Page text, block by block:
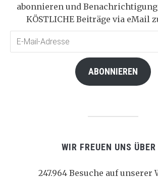
abonnieren und
KÖSTLICHE Beiträge via eMail
ABONNIEREN
WIR FREUEN UNS
247.964 Besuche auf unserer